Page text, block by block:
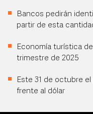
Bancos pedirán
partir de esta
Economía turística
trimestre de 2025
Este 31 de octubre
frente al dólar